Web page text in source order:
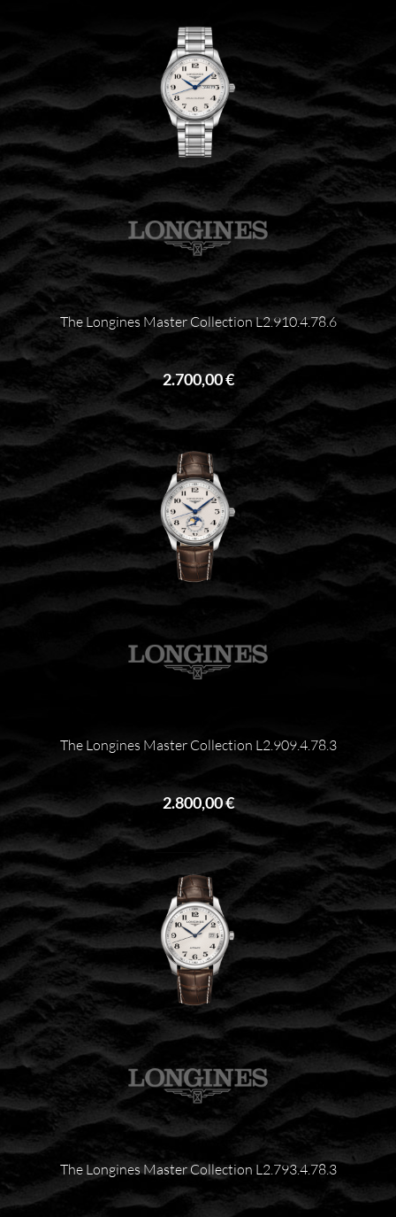
The Longines Master Collection L2.910.4.78.6
2.700,00 €
The Longines Master Collection L2.909.4.78.3
2.800,00 €
The Longines Master Collection L2.793.4.78.3